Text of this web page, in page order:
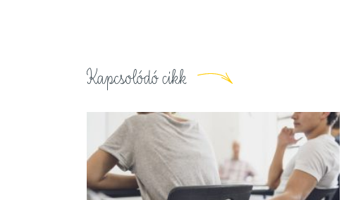
Kapcsolódó cikk